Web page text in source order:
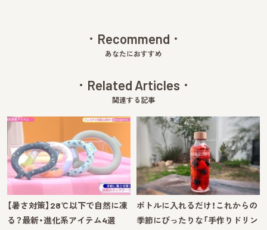
Recommend
あなたにおすすめ
Related Articles
関連する記事
【暑さ対策】28℃以下で自然に凍
る？最新・進化系アイテム4選
ボトルに入れるだけ！これからの
季節にぴったりな「手作りドリン